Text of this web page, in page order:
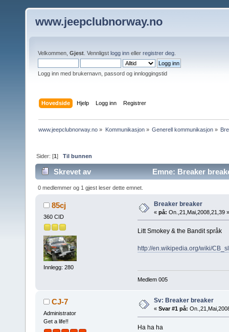
www.jeepclubnorway.no
Velkommen, Gjest . Vennligst logg inn eller registrer deg
Logg inn med brukernavn, passord og innloggingstid
Hovedside Hjelp Logg inn Registrer
www.jeepclubnorway.no » Kommunikasjon» Generell kommunikasjon»
Sider: [1]Til bunnen
Skrevet av Emne: Breaker
0 medlemmer og 1 gjest leser dette emnet.
85cj
360 CID
Innlegg: 280
Breaker breaker
« på: On.,21,Mai,2008,21,39 »
Litt Smokey & the Bandit språk
http://en.wikipedia.org/wiki/
Medlem 005
CJ-7
Administrator
Get a life!!
Sv: Breaker breaker
« Svar #1 på:
Ha ha ha